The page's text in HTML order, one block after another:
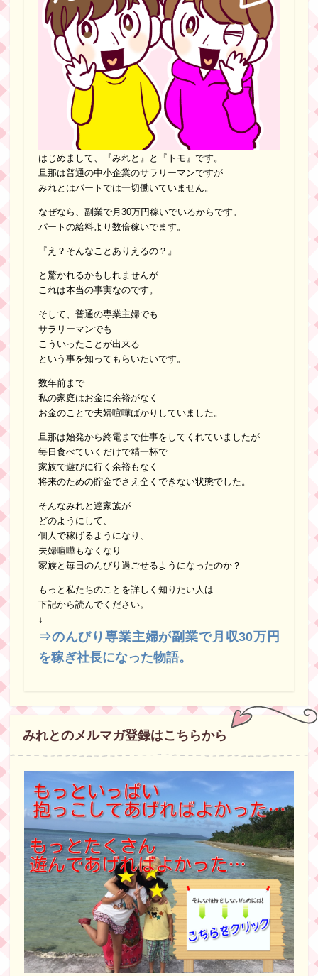
はじめまして、『みれと』と『トモ』です。
旦那は普通の中小企業のサラリーマンですが
みれとはパートでは一切働いていません。
なぜなら、副業で月30万円稼いでいるからです。
パートの給料より数倍稼いでます。
『え？そんなことありえるの？』
と驚かれるかもしれませんが
これは本当の事実なのです。
そして、普通の専業主婦でも
サラリーマンでも
こういったことが出来る
という事を知ってもらいたいです。
数年前まで
私の家庭はお金に余裕がなく
お金のことで夫婦喧嘩ばかりしていました。
旦那は始発から終電まで仕事をしてくれていましたが
毎日食べていくだけで精一杯で
家族で遊びに行く余裕もなく
将来のための貯金でさえ全くできない状態でした。
そんなみれと達家族が
どのようにして、
個人で稼げるようになり、
夫婦喧嘩もなくなり
家族と毎日のんびり過ごせるようになったのか？
もっと私たちのことを詳しく知りたい人は
下記から読んでください。
↓
⇒のんびり専業主婦が副業で月収30万円
を稼ぎ社長になった物語。
みれとのメルマガ登録はこちらから